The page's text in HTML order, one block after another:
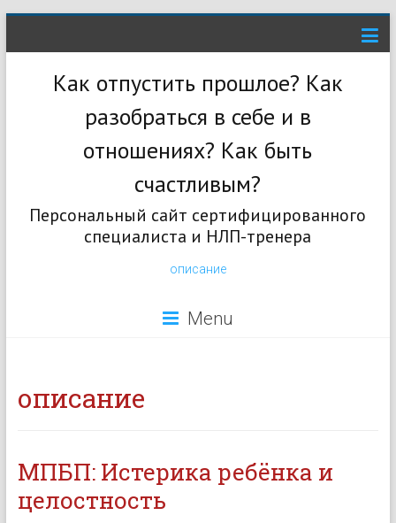
Как отпустить прошлое? Как
разобраться в себе и в
отношениях? Как быть
счастливым?
Персональный сайт сертифицированного
специалиста и НЛП-тренера
описание
Menu
описание
МПБП: Истерика ребёнка и
целостность